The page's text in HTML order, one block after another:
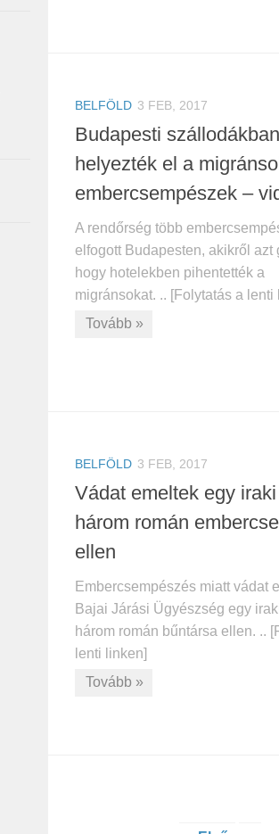
BELFÖLD 3 FEB, 2017
Budapesti szállodákban
helyezték el a
embercsempészek –
A rendőrség több
elfogott Budapesten, akikről azt
hogy hotelekben pihentették a
migránsokat. .. [Folytatás a lenti
Tovább »
BELFÖLD 3 FEB, 2017
Vádat emeltek egy
három román
ellen
Embercsempészés miatt vádat
Bajai Járási Ügyészség egy
három román bűntársa ellen. ..
lenti linken]
Tovább »